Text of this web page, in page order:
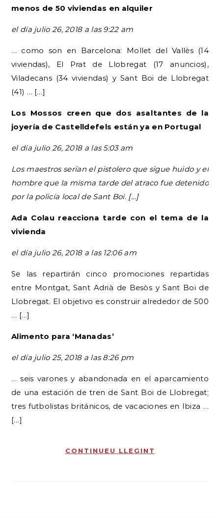
menos de 50 viviendas en alquiler
el día julio 26, 2018 a las 9:22 am
… como son en Barcelona: Mollet del Vallès (14
viviendas), El Prat de Llobregat (17 anuncios),
Viladecans (34 viviendas) y Sant Boi de Llobregat
(41) … […]
Los Mossos creen que dos asaltantes de la
joyería de Castelldefels están ya en Portugal
el día julio 26, 2018 a las 5:03 am
Los maestros serían el pistolero que sigue huido y el
hombre que la misma tarde del atraco fue detenido
por la policía local de Sant Boi. […]
Ada Colau reacciona tarde con el tema de la
vivienda
el día julio 26, 2018 a las 12:06 am
Se las repartirán cinco promociones repartidas
entre Montgat, Sant Adrià de Besòs y Sant Boi de
Llobregat. El objetivo es construir alrededor de 500
… […]
Alimento para ‘Manadas’
el día julio 25, 2018 a las 8:26 pm
… seis varones y abandonada en el aparcamiento
de una estación de tren de Sant Boi de Llobregat;
tres futbolistas británicos, de vacaciones en Ibiza …
[…]
CONTINUEU LLEGINT